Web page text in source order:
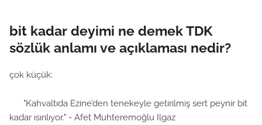
bit kadar deyimi ne demek TDK
sözlük anlamı ve açıklaması nedir?
çok küçük:
"Kahvaltıda Ezine’den tenekeyle getirilmiş sert peynir bit
kadar ısırılıyor." - Afet Muhteremoğlu Ilgaz